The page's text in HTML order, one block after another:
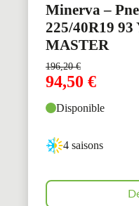
Minerva –
225/40R19 93
MASTER
196,20€
94,50 €
Disponible
4 saisons